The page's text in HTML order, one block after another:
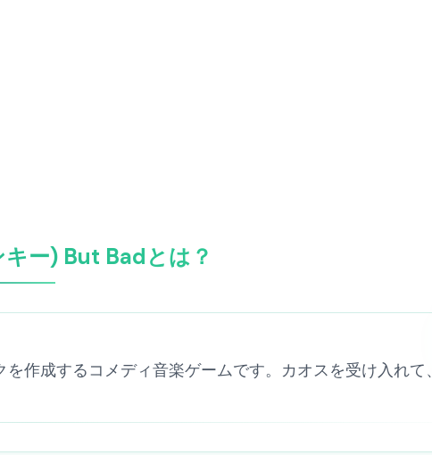
ー) But Badとは？
作成するコメディ音楽ゲームです。カオスを受け入れて